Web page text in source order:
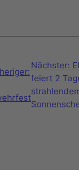
Nächster:
feiert 2